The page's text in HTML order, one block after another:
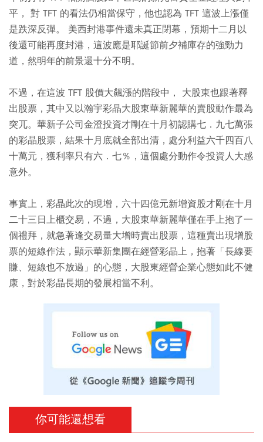
平， 對 TFT 的看法仍相當保守，他也認為 TFT 這波上漲僅
是跌深反彈。 美西封港事件還未真正閉幕，預期十二月以
後還可能再度封港，這波應是耶誕節前夕補庫存的強勁力
道，然明年的前景還十分不明。
不過，在這波 TFT 股價大飆漲的階段中， 大股東也跟著釋
出股票，其中又以瀚宇彩晶大股東華新麗華的賣股動作最為
突兀。華新子公司金澄投資才剛在十月初認購七．九七萬張
的彩晶股票，結果十月底就全部出清，處分利益六千四百八
十萬元，獲利率只有六．七％，這個處分動作令投資人大感
意外。
事實上，彩晶此次的現增，六十四億元新增資股才剛在十月
二十三日上櫃交易，不過，大股東華新麗華僅在手上抱了一
個禮拜，就急著逢交易量大增時賣出股票，這種賣出現增股
票的短線作法，顯示華新集團在經營彩晶上，抱著「長線要
賺、短線也不放過」的心態，大股東經營企業心態如此不健
康，對於彩晶長期的發展相當不利。
你可能還想看